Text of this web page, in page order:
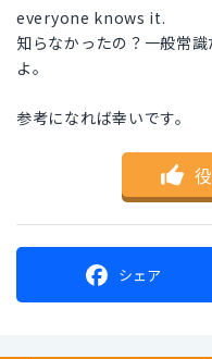
everyone knows it.
知らなかったの？一般常
よ。
参考になれば幸いです。
シェア